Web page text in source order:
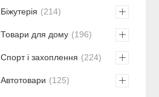
Біжутерія 214
Товари для дому 196
Спорт і захоплення 224
Автотовари 125